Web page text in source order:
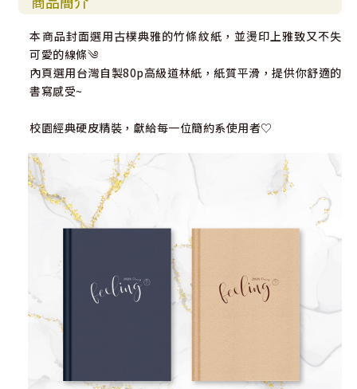
本商品封面選用古樸典雅的竹條紋紙，並燙印上雅致又不失
可愛的線條༄
內頁選用台灣自製80p高級道林紙，紙質平滑，提供你舒適的
書寫感受~
校園經典硬皮精裝，獻給每一位簡約系使用者♡